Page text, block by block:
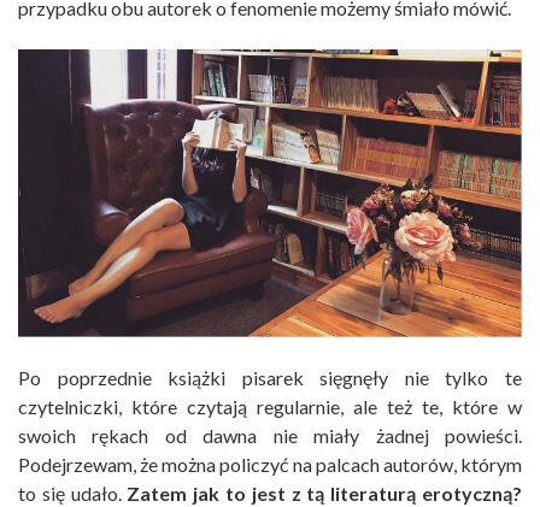
przypadku obu autorek o fenomenie możemy śmiało mówić.
Po poprzednie książki pisarek sięgnęły nie tylko te
czytelniczki, które czytają regularnie, ale też te, które w
swoich rękach od dawna nie miały żadnej powieści.
Podejrzewam, że można policzyć na palcach autorów, którym
to się udało. Zatem jak to jest z tą literaturą erotyczną?